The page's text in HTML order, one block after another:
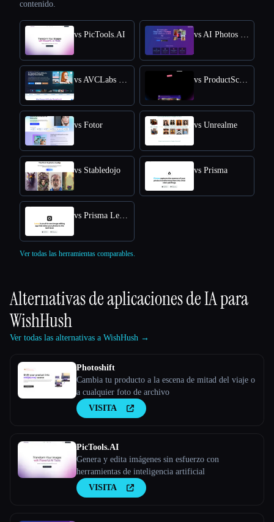
contenido.
vs PicTools.AI vs AI Photos Editor
vs AVCLabs PhotoPro AI vs ProductScope AI
vs Fotor vs Unrealme
vs Stabledojo vs Prisma
vs Prisma Lensa
Ver todas las herramientas comparables.
Alternativas de aplicaciones de IA para
WishHush
Ver todas las alternativas a WishHush →
Photoshift
Cambia tu producto a la escena de mitad del viaje o
a cualquier foto de archivo
VISITA
PicTools.AI
Genera y edita imágenes sin esfuerzo con
herramientas de inteligencia artificial
VISITA